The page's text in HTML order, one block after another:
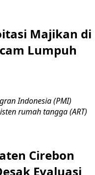
Majikan di
Lumpuh
Indonesia (PMI)
rumah tangga (ART)
Cirebon
Evaluasi